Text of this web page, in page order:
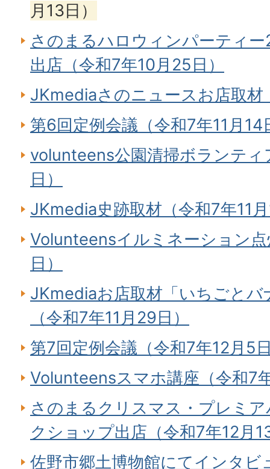
月13日）
さのまるハロウィンパーティ
出店（令和7年10月25日）
JKmediaさのニュースお店取材
第6回定例会議（令和7年11月14
volunteens公園清掃ボランティ
日）
JKmedia史跡取材（令和7年11
Volunteensイルミネーション
日）
JKmediaお店取材「いちごと
（令和7年11月29日）
第7回定例会議（令和7年12月5
Volunteensスマホ講座（令和7
さのまるクリスマス・プレミ
クショップ出店（令和7年12月
佐野市郷土博物館にてインタビ